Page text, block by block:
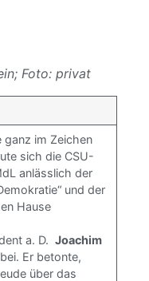
Foto: privat
ganz im Zeichen
sich die CSU-
anlässlich der
und der
Hause
a. D.Joachim
Er betonte,
über das